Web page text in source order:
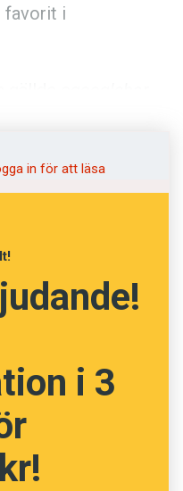
favorit i
in för att läsa
i 3